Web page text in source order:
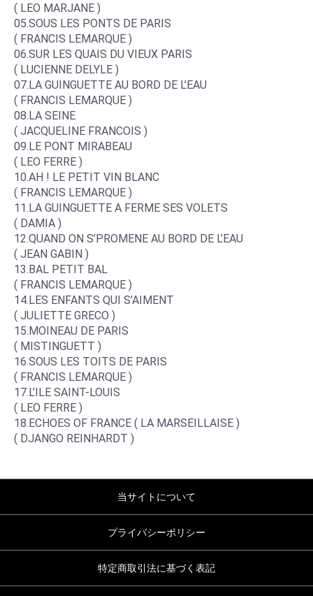
( LEO MARJANE )
05.SOUS LES PONTS DE PARIS
( FRANCIS LEMARQUE )
06.SUR LES QUAIS DU VIEUX PARIS
( LUCIENNE DELYLE )
07.LA GUINGUETTE AU BORD DE L’EAU
( FRANCIS LEMARQUE )
08.LA SEINE
( JACQUELINE FRANCOIS )
09.LE PONT MIRABEAU
( LEO FERRE )
10.AH ! LE PETIT VIN BLANC
( FRANCIS LEMARQUE )
11.LA GUINGUETTE A FERME SES VOLETS
( DAMIA )
12.QUAND ON S’PROMENE AU BORD DE L’EAU
( JEAN GABIN )
13.BAL PETIT BAL
( FRANCIS LEMARQUE )
14.LES ENFANTS QUI S’AIMENT
( JULIETTE GRECO )
15.MOINEAU DE PARIS
( MISTINGUETT )
16.SOUS LES TOITS DE PARIS
( FRANCIS LEMARQUE )
17.L’ILE SAINT-LOUIS
( LEO FERRE )
18.ECHOES OF FRANCE ( LA MARSEILLAISE )
( DJANGO REINHARDT )
当サイトについて
プライバシーポリシー
特定商取引法に基づく表記